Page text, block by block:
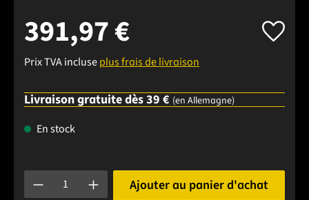
391,97 €
Prix TVA incluseplus frais de livraison
Livraison gratuite dès 39 € (en Allemagne)
En stock
Quantité de produit : Entrez la quantité souhaitée ou
Ajouter au panier d'achat